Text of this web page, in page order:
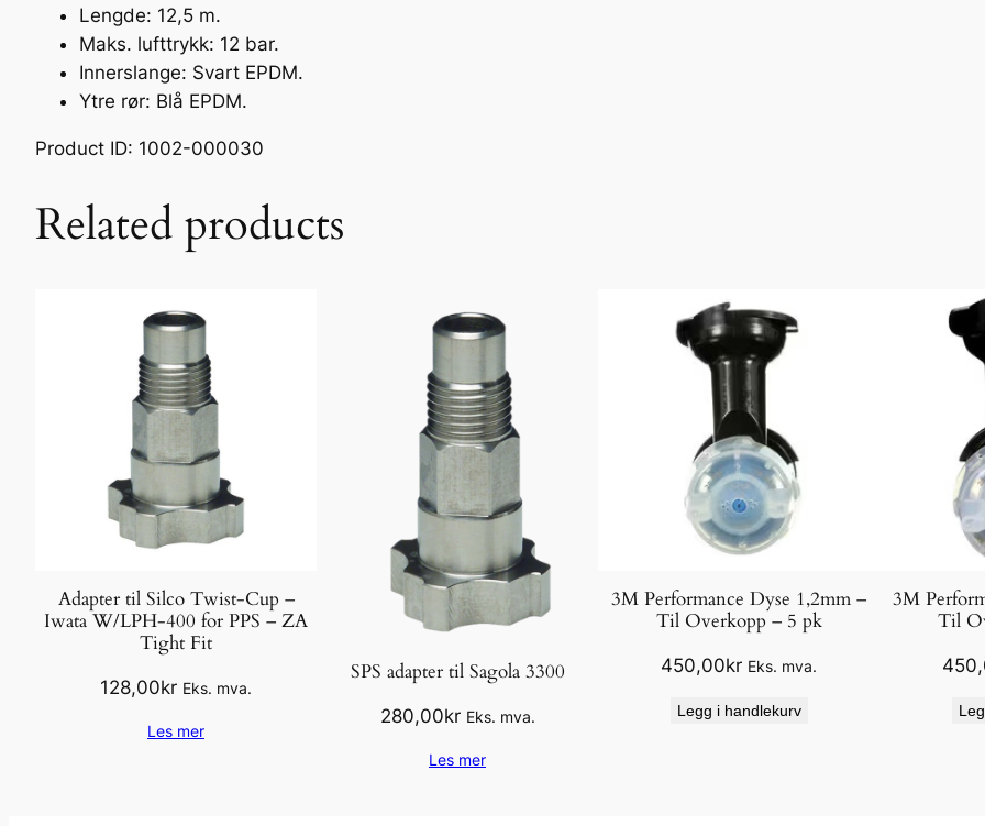
Lengde: 12,5 m.
Maks. lufttrykk: 12 bar.
Innerslange: Svart EPDM.
Ytre rør: Blå EPDM.
Product ID: 1002-000030
Related products
Adapter til Silco Twist-Cup –
Iwata W/LPH-400 for PPS – ZA
Tight Fit
128,00kr Eks. mva.
Les mer
SPS adapter til Sagola 3300
280,00kr Eks. mva.
Les mer
3M Performance Dyse 1,2mm –
Til Overkopp – 5 pk
450,00kr Eks. mva.
Legg i handlekurv
3M
Til